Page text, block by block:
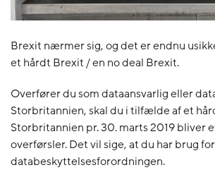
Brexit nærmer sig, og det er endnu
et hårdt Brexit / en no deal Brexit.
Overfører du som dataansvarlig eller
Storbritannien, skal du i tilfælde af et
Storbritannien pr. 30. marts 2019 bliver
overførsler. Det vil sige, at du har brug
databeskyttelsesforordningen.